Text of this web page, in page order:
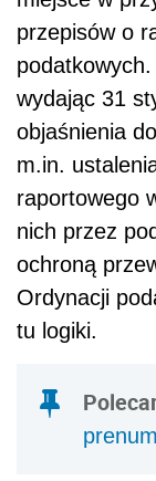
przepisów o
wydając 31
objaśnienia
m.in.
raportowego
nich przez
ochroną
Ordynacji
tu logiki.